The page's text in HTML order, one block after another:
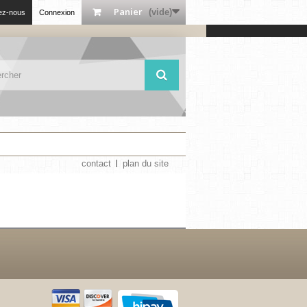
Panier (vide)
Connexion
nous
contact plan du site